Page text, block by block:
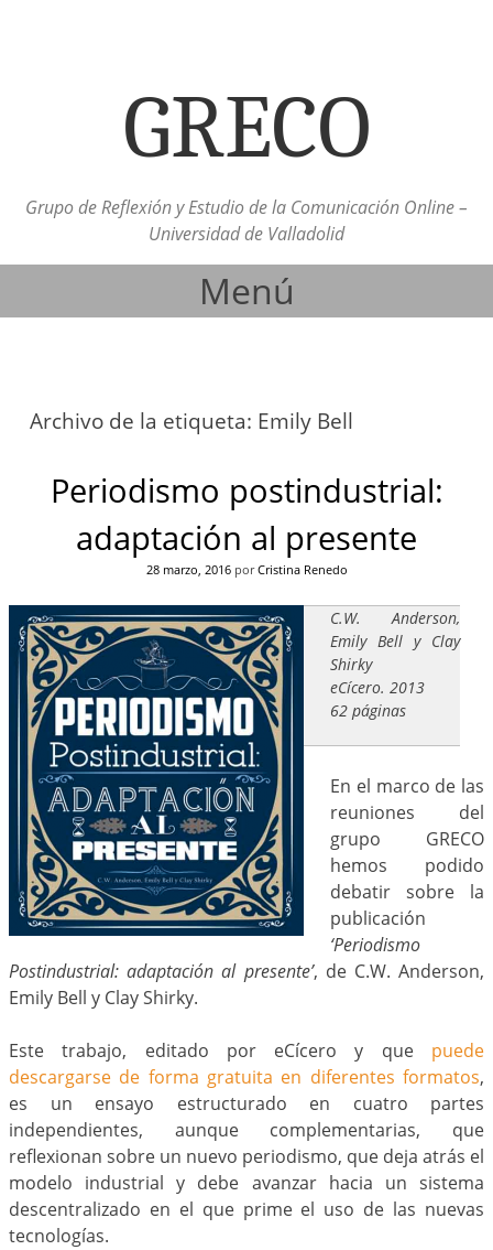
GRECO
Grupo de Reflexión y Estudio de la Comunicación Online –
Universidad de Valladolid
Menú
Archivo de la etiqueta: Emily Bell
Periodismo postindustrial:
adaptación al presente
28 marzo, 2016porCristina Renedo
C.W. Anderson,
Emily Bell y Clay
Shirky
eCícero. 2013
62 páginas
En el marco de las
reuniones del
grupo GRECO
hemos podido
debatir sobre la
publicación
‘Periodismo
Postindustrial: adaptación al presente’, de C.W. Anderson,
Emily Bell y Clay Shirky.
Este trabajo, editado por eCícero y que puede
descargarse de forma gratuita en diferentes formatos,
es un ensayo estructurado en cuatro partes
independientes, aunque complementarias, que
reflexionan sobre un nuevo periodismo, que deja atrás el
modelo industrial y debe avanzar hacia un sistema
descentralizado en el que prime el uso de las nuevas
tecnologías.